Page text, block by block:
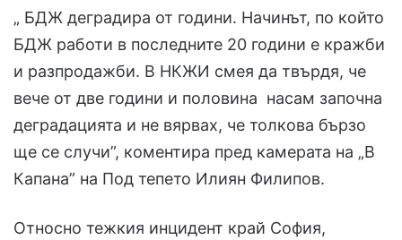
„ БДЖ деградира от години. Начинът, по който
БДЖ работи в последните 20 години е кражби
и разпродажби. В НКЖИ смея да твърдя, че
вече от две години и половина насам започна
деградацията и не вярвах, че толкова бързо
ще се случи”, коментира пред камерата на „В
Капана” на Под тепето Илиян Филипов.
Относно тежкия инцидент край София,